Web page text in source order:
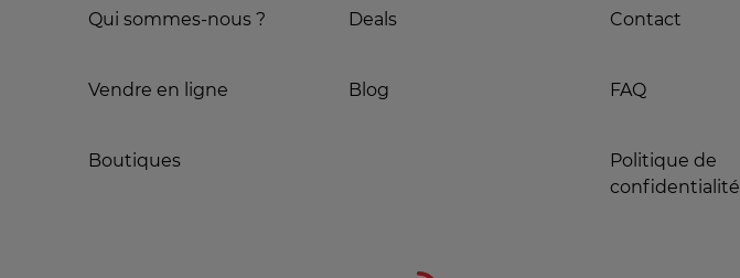
Qui sommes-nous ?
Vendre en ligne
Boutiques
Deals
Blog
Contact
FAQ
Politique de
confidentialité